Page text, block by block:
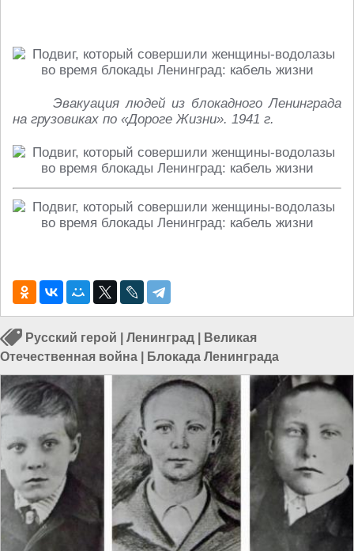
Эвакуация людей из блокадного Ленинграда
на грузовиках по «Дороге Жизни». 1941 г.
Русский герой Ленинград
Великая
Отечественная война
Блокада Ленинграда